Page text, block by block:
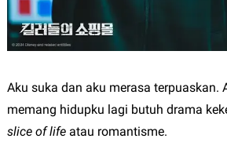
Aku suka dan aku merasa terpuaskan.
memang hidupku lagi butuh drama
slice of lifeatau romantisme.